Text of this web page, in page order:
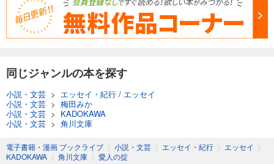
同じジャンルの本を探す
小説・文芸 > エッセイ・紀行 / エッセイ
小説・文芸 > 梅田みか
小説・文芸 > KADOKAWA
小説・文芸 > 角川文庫
電子書籍・漫画 ブックライブ 〉 小説・文芸 〉 エッセイ・紀行 〉 エッセイ 〉
KADOKAWA 〉 角川文庫 〉 愛人の掟